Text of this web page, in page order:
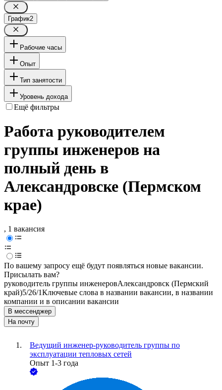
График2
Рабочие часы
Опыт
Тип занятости
Уровень дохода
Ещё фильтры
Работа руководителем
группы инженеров на
полный день в
Александровске (Пермском
крае)
, 1 вакансия
По вашему запросу ещё будут появляться новые вакансии.
Присылать вам?
руководитель группы инженеровАлександровск (Пермский
край)5/26/1Ключевые слова в названии вакансии, в названии
компании и в описании вакансии
В мессенджер
На почту
Ведущий инженер-руководитель группы по
эксплуатации тепловых сетей
Опыт 1-3 года